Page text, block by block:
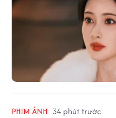
PHIM ẢNH 34 phút trước